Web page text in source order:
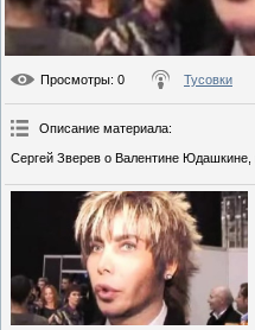
Просмотры: 0 Тусовки
Описание материала:
Сергей Зверев о Валентине Юдашкине,